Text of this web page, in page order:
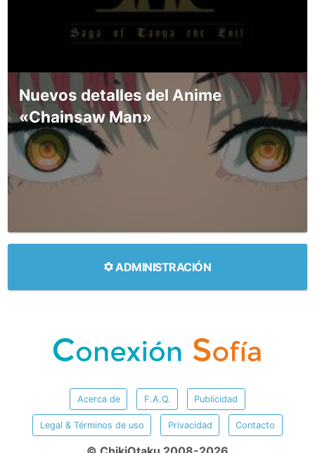
Nuevos detalles del Anime
«Chainsaw Man»
ADMINISTRACIÓN
Acerca de F.A.Q. Publicidad
Legal & Términos de uso Privacidad Contacto